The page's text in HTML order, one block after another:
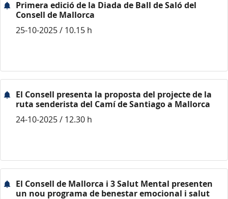
Primera edició de la Diada de Ball de Saló del
Consell de Mallorca
25-10-2025 / 10.15 h
El Consell presenta la proposta del projecte de la
ruta senderista del Camí de Santiago a Mallorca
24-10-2025 / 12.30 h
El Consell de Mallorca i 3 Salut Mental presenten
un nou programa de benestar emocional i salut